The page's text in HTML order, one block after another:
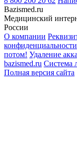
Bazismed.ru
Медицинский
России
О компании
конфиденциальности
потом! Удаление
bazismed.ru Система
Полная версия сайта